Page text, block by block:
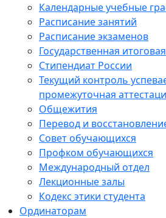
Календарные учебные
Расписание занятий
Расписание экзаменов
Государственная
Стипендиат России
Текущий контроль
промежуточная
Общежития
Перевод и
Совет обучающихся
Профком обучающихся
Международный отдел
Лекционные залы
Кодекс этики студента
Ординаторам